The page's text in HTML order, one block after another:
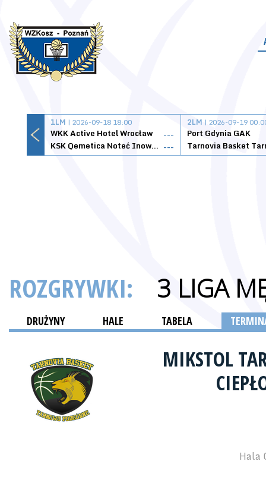
1LM | 2026-09-18 18:00
WKK Active Hotel Wrocław
---
KSK Qemetica Noteć Inowrocław ---
2LM | 2026-09-19
Port Gdynia GAK
ROZGRYWKI: 3 LIGA
DRUŻYNY HALE TABELA
MIKSTOL
Hala